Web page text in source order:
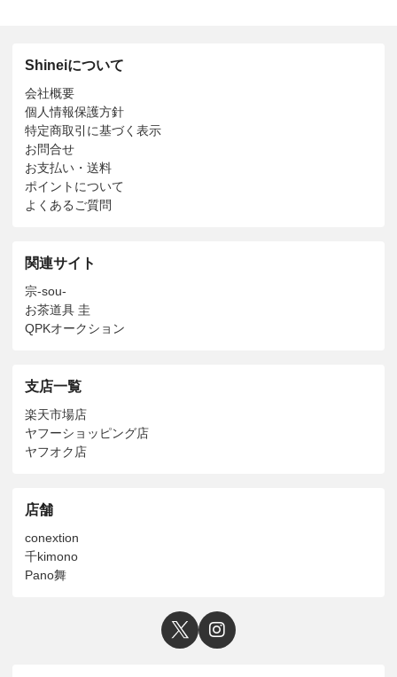
Shineiについて
会社概要
個人情報保護方針
特定商取引に基づく表示
お問合せ
お支払い・送料
ポイントについて
よくあるご質問
関連サイト
宗-sou-
お茶道具 圭
QPKオークション
支店一覧
楽天市場店
ヤフーショッピング店
ヤフオク店
店舗
conextion
千kimono
Pano舞